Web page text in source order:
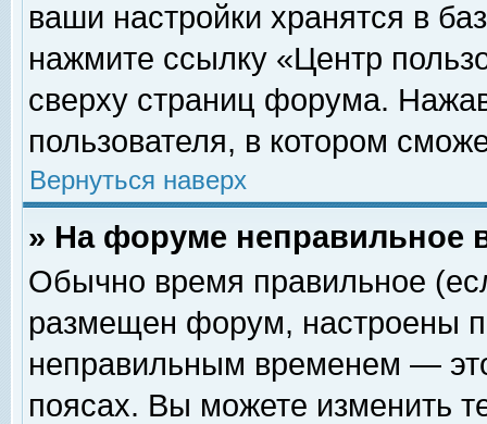
ваши настройки хранятся в
нажмите ссылку «Центр
сверху страниц форума.
пользователя, в котором
Вернуться наверх
» На форуме неправильное
Обычно время правильное
размещен форум, настроены
неправильным временем —
поясах. Вы можете изменить